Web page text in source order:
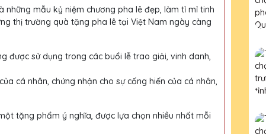
những mẫu kỷ niệm chương pha lê đẹp, làm tỉ mỉ tinh
thị trường quà tặng pha lê tại Việt Nam ngày càng
được sử dụng trong các buổi lễ trao giải, vinh danh,
cá nhân, chứng nhận cho sự cống hiến của cá nhân,
tặng phẩm ý nghĩa, được lựa chọn nhiều nhất mỗi